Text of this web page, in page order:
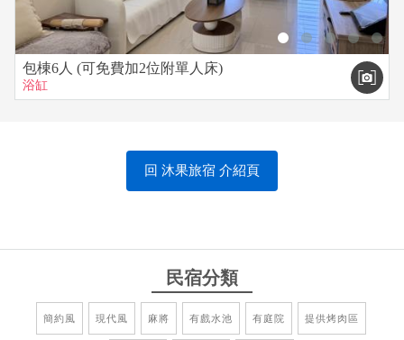
包棟6人 (可免費加2位附單人床)
浴缸
回 沐果旅宿 介紹頁
民宿分類
簡約風 現代風 麻將 有戲水池 有庭院 提供烤肉區